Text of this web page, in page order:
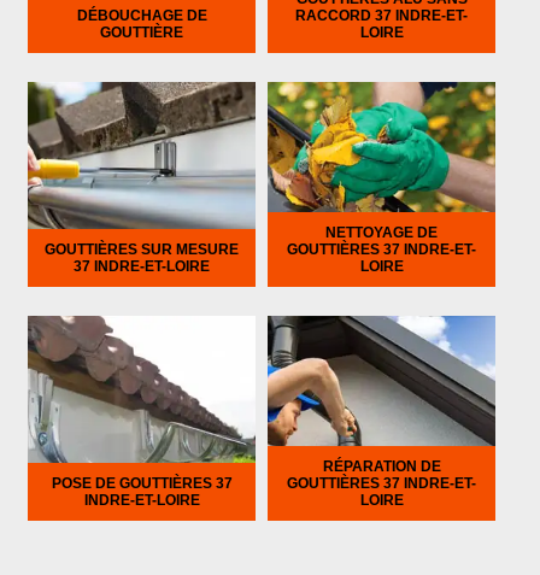
DÉBOUCHAGE DE
GOUTTIÈRE
RACCORD 37 INDRE-ET-
LOIRE
GOUTTIÈRES SUR MESURE
37 INDRE-ET-LOIRE
NETTOYAGE DE
GOUTTIÈRES 37 INDRE-ET-
LOIRE
POSE DE GOUTTIÈRES 37
INDRE-ET-LOIRE
RÉPARATION DE
GOUTTIÈRES 37 INDRE-ET-
LOIRE